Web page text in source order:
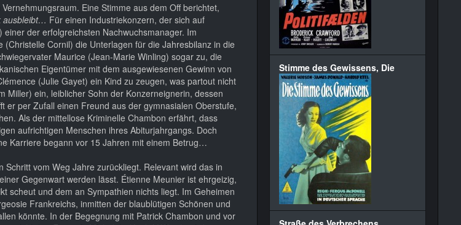
Eine Stimme aus dem Off berichtet,
ausbleibt… Für einen Industriekonzern, der sich auf
der erfolgreichsten Nachwuchsmanager. Im
Cornil) die Unterlagen für die Jahresbilanz in die
Maurice (Jean-Marie Winling) sogar zu, die
Eigentümer mit dem ausgewiesenen Gewinn von
(Julie Gayet) ein Kind zu zeugen, was partout nicht
Miller) ein, leiblicher Sohn der Konzerneignerin, dessen
er per Zufall einen Freund aus der gymnasialen Oberstufe,
Als der mittellose Kriminelle Chambon erfährt, dass
aufrichtigen Menschen ihres Abiturjahrgangs. Doch
Karriere begann vor 15 Jahren mit einem Betrug…
vom Weg Jahre zurückliegt. Relevant wird das in
Gegenwart werden lässt. Étienne Meunier ist ehrgeizig,
scheut und dem an Sympathien nichts liegt. Im Geheimen
Frankreichs, inmitten der blaublütigen Schönen und
könnte. In der Begegnung mit Patrick Chambon und vor
Stimme des Gewissens, Die